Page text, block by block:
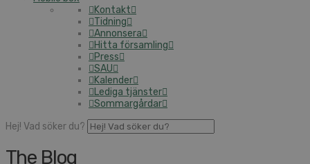
Kontakt
Tidning
Annonsera
Hitta församling
Press
SAU
Kalender
Lediga tjänster
Sommargårdar
Hej! Vad söker du?
The Blog